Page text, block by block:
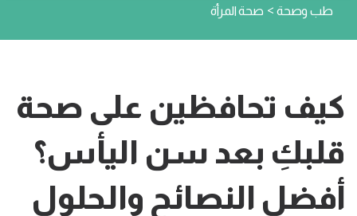
طب وصحة > صحة المرأة
كيف تحافظين على صحة
قلبكِ بعد سن اليأس؟
أفضل النصائح والحلول